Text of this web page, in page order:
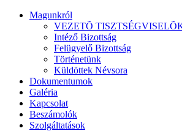
Magunkról
VEZETÕ
Intéző Bizottság
Felügyelő Bizottság
Történetünk
Küldöttek Névsora
Dokumentumok
Galéria
Kapcsolat
Beszámolók
Szolgáltatások